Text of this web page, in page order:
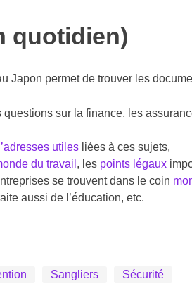
quotidien)
Japon permet de trouver les
sur la finance, les
utiles liées à ces sujets,
du travail , les points légaux
se trouvent dans le coin
aussi de l’éducation, etc.
Sangliers Sécurité